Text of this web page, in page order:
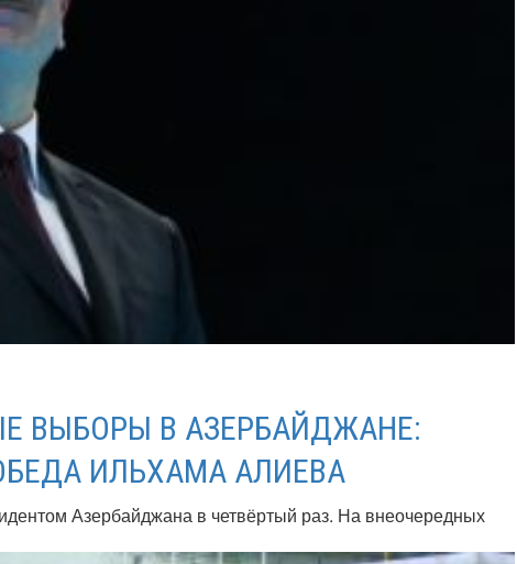
ВЫБОРЫ В АЗЕРБАЙДЖАНЕ:
ИЛЬХАМА АЛИЕВА
Азербайджана в четвёртый раз. На внеочередных